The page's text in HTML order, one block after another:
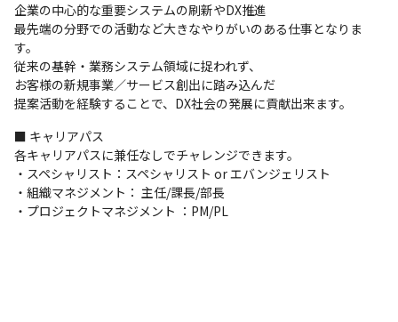
・一人でも多くのエンジニアがこの場所から圧倒的な成長
と報酬と市場価値を手に入れ、エンジニアの立場を一つ上
に押し上げてほしいと考えています
企業の中心的な重要システムの刷新やDX推進
最先端の分野での活動など大きなやりがいのある仕事となりま
す。
従来の基幹・業務システム領域に捉われず、
お客様の新規事業／サービス創出に踏み込んだ
提案活動を経験することで、DX社会の発展に貢献出来ます。
■ キャリアパス
各キャリアパスに兼任なしでチャレンジできます。
・スペシャリスト：スペシャリスト or エバンジェリスト
・組織マネジメント： 主任/課長/部長
・プロジェクトマネジメント ：PM/PL